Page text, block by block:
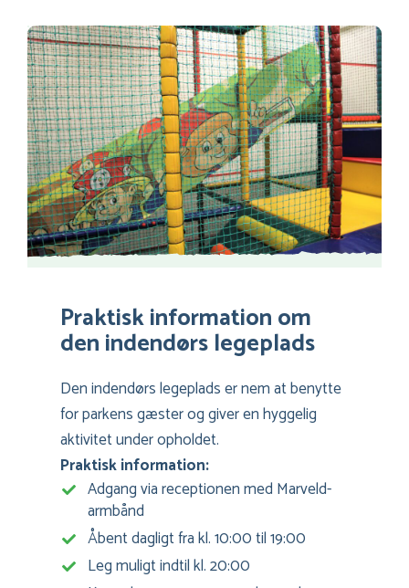
Praktisk information om
den indendørs legeplads
Den indendørs legeplads er nem at benytte
for parkens gæster og giver en hyggelig
aktivitet under opholdet.
Praktisk information:
Adgang via receptionen med Marveld-
armbånd
Åbent dagligt fra kl. 10:00 til 19:00
Leg muligt indtil kl. 20:00